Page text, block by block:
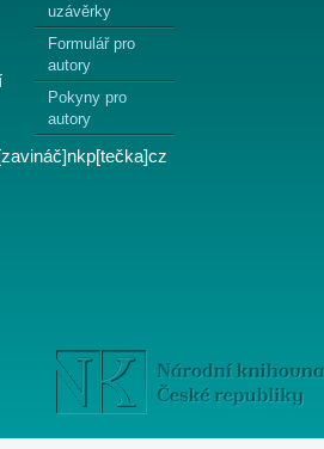
uzávěrky
Formulář pro
autory
Pokyny pro
autory